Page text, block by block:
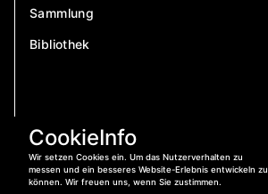
CookieInfo
Wir setzen Cookies ein. Um das Nutzerverhalten zu
messen und ein besseres Website-Erlebnis entwickeln zu
können. Wir freuen uns, wenn Sie zustimmen.
Sammlung
Bibliothek